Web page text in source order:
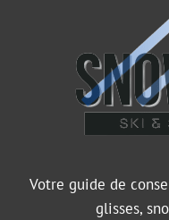
Votre guide de
glisses,